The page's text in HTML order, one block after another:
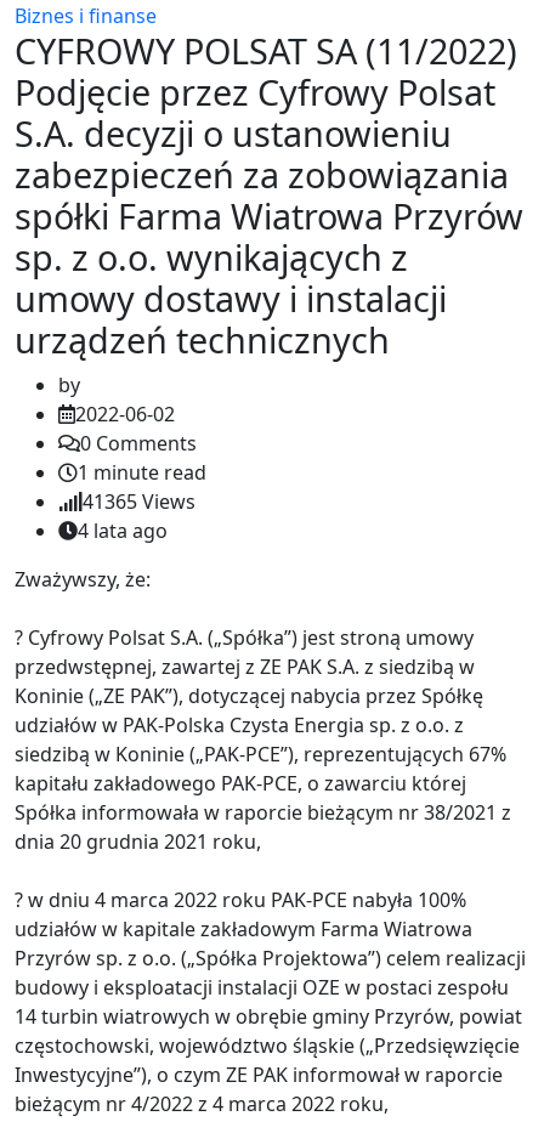
Biznes i finanse
CYFROWY POLSAT SA (11/2022)
Podjęcie przez Cyfrowy Polsat
S.A. decyzji o ustanowieniu
zabezpieczeń za zobowiązania
spółki Farma Wiatrowa Przyrów
sp. z o.o. wynikających z
umowy dostawy i instalacji
urządzeń technicznych
by
2022-06-02
0 Comments
1 minute read
41365Views
4 lata ago
Zważywszy, że:
? Cyfrowy Polsat S.A. („Spółka”) jest stroną umowy
przedwstępnej, zawartej z ZE PAK S.A. z siedzibą w
Koninie („ZE PAK”), dotyczącej nabycia przez Spółkę
udziałów w PAK-Polska Czysta Energia sp. z o.o. z
siedzibą w Koninie („PAK-PCE”), reprezentujących 67%
kapitału zakładowego PAK-PCE, o zawarciu której
Spółka informowała w raporcie bieżącym nr 38/2021 z
dnia 20 grudnia 2021 roku,
? w dniu 4 marca 2022 roku PAK-PCE nabyła 100%
udziałów w kapitale zakładowym Farma Wiatrowa
Przyrów sp. z o.o. („Spółka Projektowa”) celem realizacji
budowy i eksploatacji instalacji OZE w postaci zespołu
14 turbin wiatrowych w obrębie gminy Przyrów, powiat
częstochowski, województwo śląskie („Przedsięwzięcie
Inwestycyjne”), o czym ZE PAK informował w raporcie
bieżącym nr 4/2022 z 4 marca 2022 roku,